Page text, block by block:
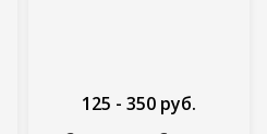
125 - 350 руб.